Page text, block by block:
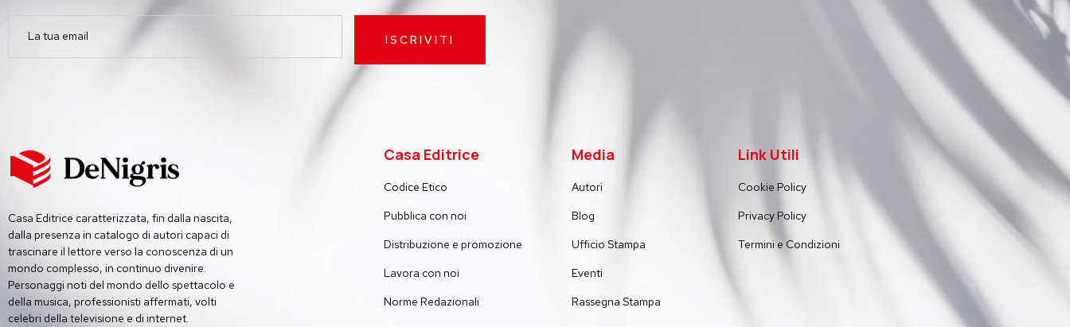
ISCRIVITI
Casa Editrice caratterizzata, fin dalla nascita,
dalla presenza in catalogo di autori capaci di
trascinare il lettore verso la conoscenza di un
mondo complesso, in continuo divenire.
Personaggi noti del mondo dello spettacolo e
della musica, professionisti affermati, volti
celebri della televisione e di internet.
Casa Editrice
Codice Etico
Pubblica con noi
Distribuzione e promozione
Lavora con noi
Norme Redazionali
Media
Autori
Blog
Ufficio Stampa
Eventi
Rassegna Stampa
Link Utili
Cookie Policy
Privacy Policy
Termini e Condizioni